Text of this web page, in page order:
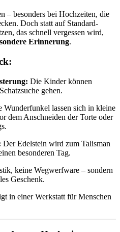
– besonders bei Hochzeiten, die
Doch statt auf Standard-
das schnell vergessen wird,
Erinnerung.
Die Kinder können
gehen.
Wunderfunkel lassen sich in kleine
dem Anschneiden der Torte oder
Der Edelstein wird zum Talisman
besonderen Tag.
keine Wegwerfware – sondern
Geschenk.
in einer Werkstatt für Menschen